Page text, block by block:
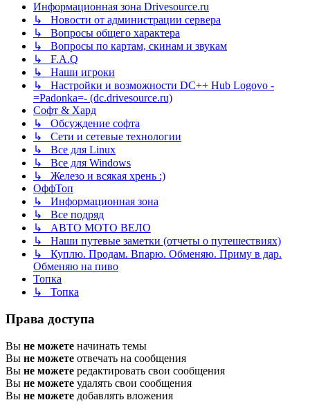
Информационная зона Drivesource.ru
↳ Новости от администрации сервера
↳ Вопросы общего характера
↳ Вопросы по картам, скинам и звукам
↳ F.A.Q
↳ Наши игроки
↳ Настройки и возможности DC++ Hub Logovo -
=Padonka=- (dc.drivesource.ru)
Софт & Хард
↳ Обсуждение софта
↳ Сети и сетевые технологии
↳ Все для Linux
↳ Все для Windows
↳ Железо и всякая хрень :)
ОффТоп
↳ Информационная зона
↳ Все подряд
↳ АВТО МОТО ВЕЛО
↳ Наши путевые заметки (отчеты о путешествиях)
↳ Куплю. Продам. Впарю. Обменяю. Приму в дар.
Обменяю на пиво
Топка
↳ Топка
Права доступа
Вы не можете начинать темы
Вы не можете отвечать на сообщения
Вы не можете редактировать свои сообщения
Вы не можете удалять свои сообщения
Вы не можете добавлять вложения